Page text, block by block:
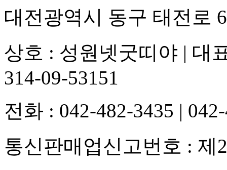
대전광역시 동구 태전로
상호 : 성원넷굿띠야 | 대
314-09-53151
전화 : 042-482-3435 |
통신판매업신고번호 : 제